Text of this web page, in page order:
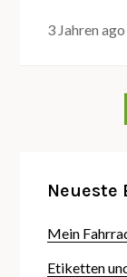
3 Jahren ago
Neueste
Mein
Etiketten